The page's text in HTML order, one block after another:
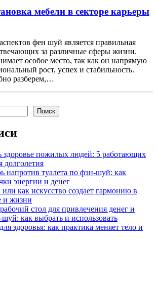
мебели в секторе карьеры
фен шуй является правильная
за различные сферы жизни.
особое место, так как он напрямую
рост, успех и стабильность.
разберем,…
Поиск
здоровье пожилых людей: 5 работающих
долголетия
напротив туалета по фэн-шуй: как
энергии и денег
как искусство создает гармонию в
и жизни
стол для привлечения денег и
как выбрать и использовать
здоровья: как практика меняет тело и